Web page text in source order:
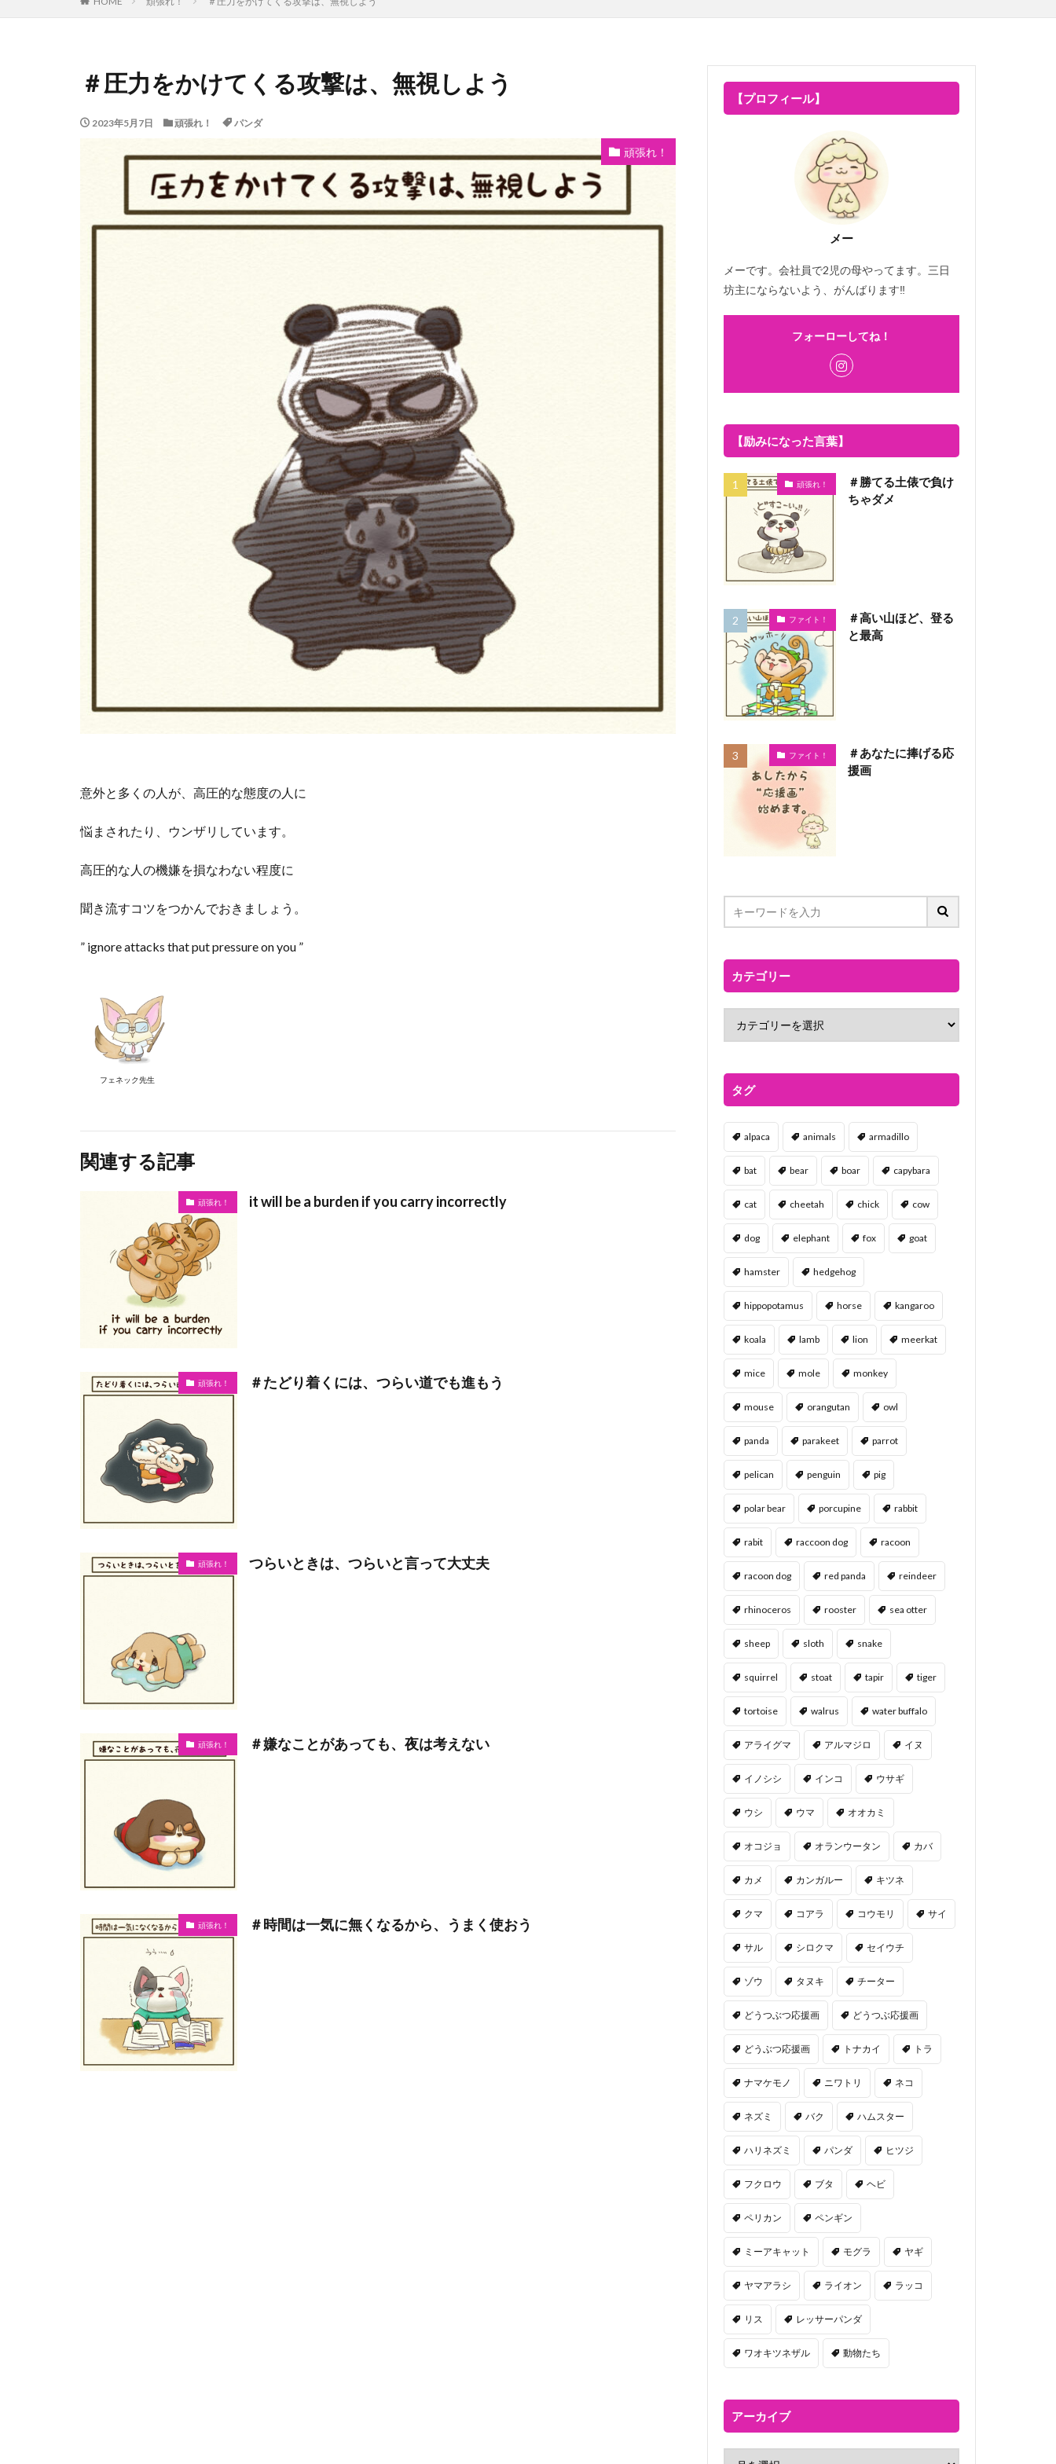
＃圧力をかけてくる攻撃は、無視しよう
2023年5月7日 頑張れ！ パンダ
頑張れ！
意外と多くの人が、高圧的な態度の人に
悩まされたり、ウンザリしています。
高圧的な人の機嫌を損なわない程度に
聞き流すコツをつかんでおきましょう。
” ignore attacks that put pressure on you ”
フェネック先生
関連する記事
頑張れ！ it will be a burden if you carry incorrectly
頑張れ！ ＃たどり着くには、つらい道でも進もう
頑張れ！ つらいときは、つらいと言って大丈夫
頑張れ！ ＃嫌なことがあっても、夜は考えない
頑張れ！ ＃時間は一気に無くなるから、うまく使おう
【プロフィール】
メー
メーです。会社員で2児の母やってます。三日
坊主にならないよう、がんばります‼
フォーローしてね！
【励みになった言葉】
頑張れ！
＃勝てる土俵で負け
ちゃダメ
ファイト！
＃高い山ほど、登る
と最高
ファイト！
＃あなたに捧げる応
援画
カテゴリー
タグ
alpaca animals armadillo
bat bear boar capybara
cat cheetah chick cow
dog elephant fox goat
hamster hedgehog
hippopotamus horse kangaroo
koala lamb lion meerkat
mice mole monkey
mouse orangutan owl
panda parakeet parrot
pelican penguin pig
polar bear porcupine rabbit
rabit raccoon dog racoon
racoon dog red panda reindeer
rhinoceros rooster sea otter
sheep sloth snake
squirrel stoat tapir tiger
tortoise walrus water buffalo
アライグマ アルマジロ イヌ
イノシシ インコ ウサギ
ウシ ウマ オオカミ
オコジョ オランウータン カバ
カメ カンガルー キツネ
クマ コアラ コウモリ サイ
サル シロクマ セイウチ
ゾウ タヌキ チーター
どうつぶつ応援画 どうつぶ応援画
どうぶつ応援画 トナカイ トラ
ナマケモノ ニワトリ ネコ
ネズミ バク ハムスター
ハリネズミ パンダ ヒツジ
フクロウ ブタ ヘビ
ペリカン ペンギン
ミーアキャット モグラ ヤギ
ヤマアラシ ライオン ラッコ
リス レッサーパンダ
ワオキツネザル 動物たち
アーカイブ